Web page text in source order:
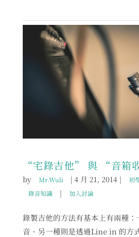
“宅錄吉他” 與 “音箱
by Mr.Wuli |4 月 21, 2014 | 初
錄音知識 | 加入討論
錄製吉他的方法有基本上有兩種
音、另一種則是透過Line in 的方